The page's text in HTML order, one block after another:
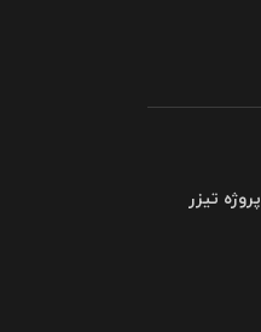
پروژه تیزر